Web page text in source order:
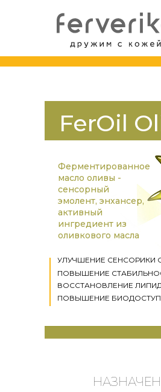
Ферментированное
масло оливы -
сенсорный
эмолент, энхансер,
активный
ингредиент из
оливкового масла
ПОВЫШЕНИЕ
ПОВЫШЕНИЕ
ВОССТАНОВЛЕНИЕ
FerOil
УЛУЧШЕНИЕ СЕНСОРИКИ